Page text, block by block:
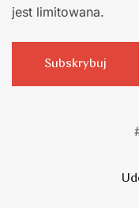
jest limitowana.
Subskrybuj